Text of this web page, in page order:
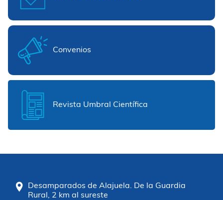
Convenios
Revista Umbral Científica
Desamparados de Alajuela. De la Guardia
Rural, 2 km al sureste